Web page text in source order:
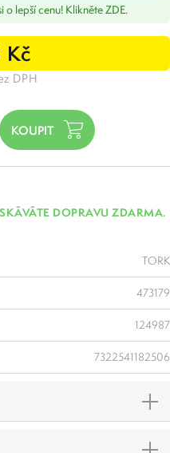
o lepší cenu! Klikněte ZDE.
Kč
DPH
DOPRAVU ZDARMA.
TORK
473179
124987
7322541182506